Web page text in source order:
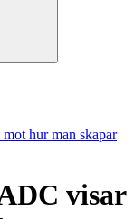
hur man skapar
visar